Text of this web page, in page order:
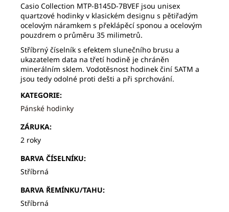
Casio Collection MTP-B145D-7BVEF jsou unisex
quartzové hodinky v klasickém designu s pětiřadým
ocelovým náramkem s překlápěcí sponou a ocelovým
pouzdrem o průměru 35 milimetrů.
Stříbrný číselník s efektem slunečního brusu a
ukazatelem data na třetí hodině je chráněn
minerálním sklem. Vodotěsnost hodinek činí 5ATM a
jsou tedy odolné proti dešti a při sprchování.
KATEGORIE:
Pánské hodinky
ZÁRUKA:
2 roky
BARVA ČÍSELNÍKU:
Stříbrná
BARVA ŘEMÍNKU/TAHU:
Stříbrná
FREDERIQUE
CONSTANT
FC-
306MR4S4
393
Původně:
990